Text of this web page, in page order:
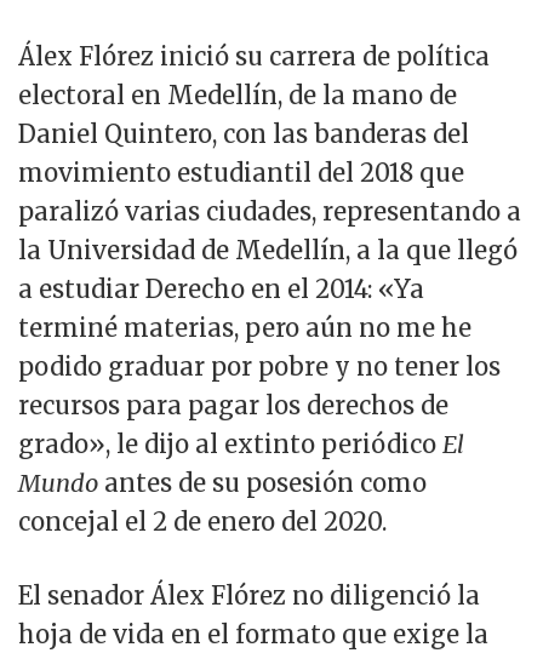
Álex Flórez inició su carrera de política
electoral en Medellín, de la mano de
Daniel Quintero, con las banderas del
movimiento estudiantil del 2018 que
paralizó varias ciudades, representando a
la Universidad de Medellín, a la que llegó
a estudiar Derecho en el 2014: «Ya
terminé materias, pero aún no me he
podido graduar por pobre y no tener los
recursos para pagar los derechos de
grado», le dijo al extinto periódico El
Mundo antes de su posesión como
concejal el 2 de enero del 2020.
El senador Álex Flórez no diligenció la
hoja de vida en el formato que exige la